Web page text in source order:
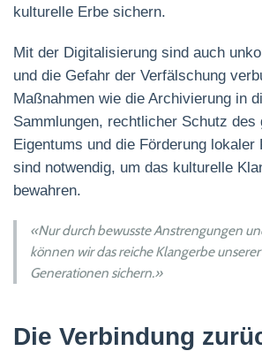
kulturelle Erbe sichern.
Mit der Digitalisierung sind auch
und die Gefahr der Verfälschung
Maßnahmen wie die Archivierung in
Sammlungen, rechtlicher Schutz des
Eigentums und die Förderung lokaler
sind notwendig, um das kulturelle
bewahren.
«Nur durch bewusste Anstrengungen
können wir das reiche Klangerbe
Generationen sichern.»
Die Verbindung